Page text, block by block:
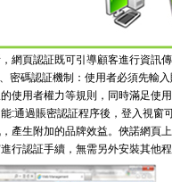
網頁認証既可引導顧客進行資訊
密碼認証機制：使用者必須先輸
使用者權力等規則，同時滿足使
:通過賬密認証程序後，登入視
產生附加的品牌效益。俠諾網頁
行認証手續，無需另外安裝其他